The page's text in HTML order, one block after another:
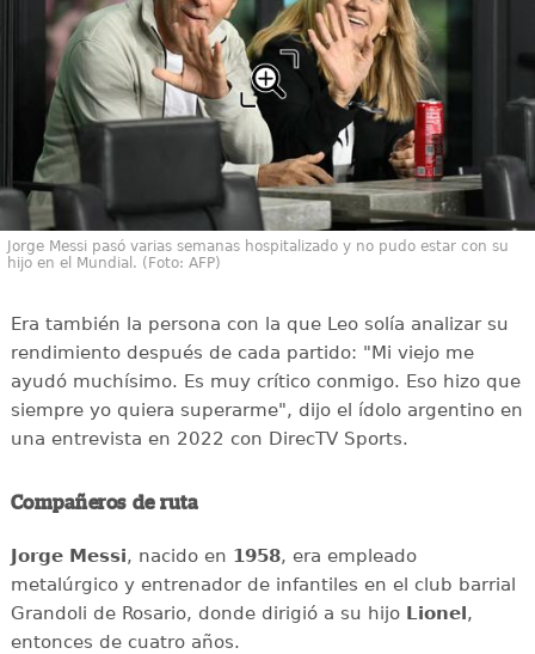
Jorge Messi pasó varias semanas hospitalizado y no pudo estar con su
hijo en el Mundial. (Foto: AFP)
Era también la persona con la que Leo solía analizar su
rendimiento después de cada partido: "Mi viejo me
ayudó muchísimo. Es muy crítico conmigo. Eso hizo que
siempre yo quiera superarme", dijo el ídolo argentino en
una entrevista en 2022 con DirecTV Sports.
Compañeros de ruta
Jorge Messi, nacido en 1958, era empleado
metalúrgico y entrenador de infantiles en el club barrial
Grandoli de Rosario, donde dirigió a su hijo Lionel,
entonces de cuatro años.